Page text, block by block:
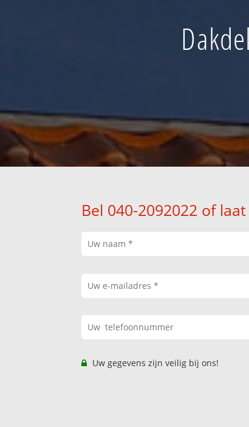
Bel 040-2092022 of
Uw gegevens zijn veilig bij ons!